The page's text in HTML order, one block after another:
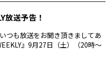
放送予告！
つも放送をお聞き頂きましてあ
』9月27日（土）（20時〜